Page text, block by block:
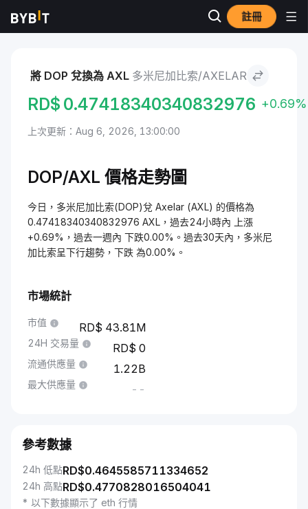
註冊
市場 Axelar 價格 AXL 多米尼加比索 to Axelar
將 DOP 兌換為 AXL 多米尼加比索/AXELAR
RD$ 0.47418340340832976 +0.69%
上次更新：Aug 6, 2026, 13:00:00
DOP/AXL 價格走勢圖
今日，多米尼加比索(DOP)兌 Axelar (AXL) 的價格為
0.47418340340832976 AXL，過去24小時內 上漲
+0.69%，過去一週內 下跌0.00%。過去30天內，多米尼
加比索呈下行趨勢，下跌 為0.00%。
市場統計
市值 43.81M
24H 交易量 0
流通供應量 1.22B
最大供應量 --
參考數據
24h 低點RD$0.4645585711334652
24h 高點RD$0.4770828016504041
* 以下數據顯示了 eth 行情